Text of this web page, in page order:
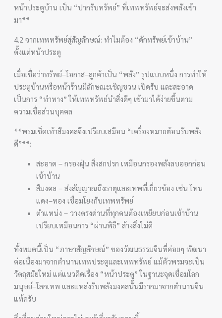
หน้าประตูบ้าน เป็น “ปากรับทรัพย์” ที่เทพทรัพย์จะส่งพลังเข้า
มา**
4.2 จากเทพทรัพย์สู่สัญลักษณ์: ทำไมต้อง “ดักทรัพย์เข้าบ้าน”
ตั้งแต่หน้าประตู
เมื่อเชื่อว่าทรัพย์–โอกาส–ลูกค้าเป็น “พลัง” รูปแบบหนึ่ง การทำให้
ประตูบ้านหรือหน้าร้านมีลักษณะเชิญชวน เปิดรับ และสะอาด
เป็นการ “ทำทาง” ให้เทพทรัพย์นำสิ่งดีๆ เข้ามาได้ง่ายขึ้นตาม
ความเชื่อส่วนบุคคล
**พรมเช็ดเท้าสีมงคลจึงเปรียบเสมือน “เครื่องหมายต้อนรับพลัง
ดี”**:
สะอาด – กรองฝุ่น สิ่งสกปรก เหมือนกรองพลังลบออกก่อน
เข้าบ้าน
สีมงคล – ส่งสัญญาณถึงธาตุและเทพที่เกี่ยวข้อง เช่น โทน
แดง–ทอง เชื่อมโยงกับเทพทรัพย์
ตำแหน่ง – วางตรงด่านที่ทุกคนต้องเหยียบก่อนเข้าบ้าน
เปรียบเหมือนการ “ผ่านพิธี” ล้างสิ่งไม่ดี
ทั้งหมดนี้เป็น “ภาษาสัญลักษณ์” ของวัฒนธรรมจีนที่ค่อยๆ พัฒนา
ต่อเนื่องมาจากตำนานเทพประตูและเทพทรัพย์ แม้ตัวพรมจะเป็น
วัตถุสมัยใหม่ แต่แนวคิดเรื่อง “หน้าประตู” ในฐานะจุดเชื่อมโลก
มนุษย์–โลกเทพ และแหล่งรับพลังมงคลนั้นมีรากมาจากตำนานจีน
แท้ครับ